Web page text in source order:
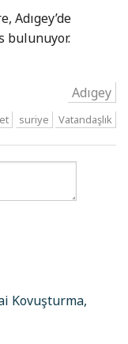
Adıgey’de
bulunuyor.
Adıgey
suriye Vatandaşlık
Kovuşturma,